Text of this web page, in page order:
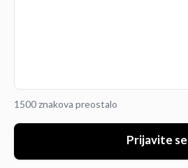
1500 znakova preostalo
Prijavite se